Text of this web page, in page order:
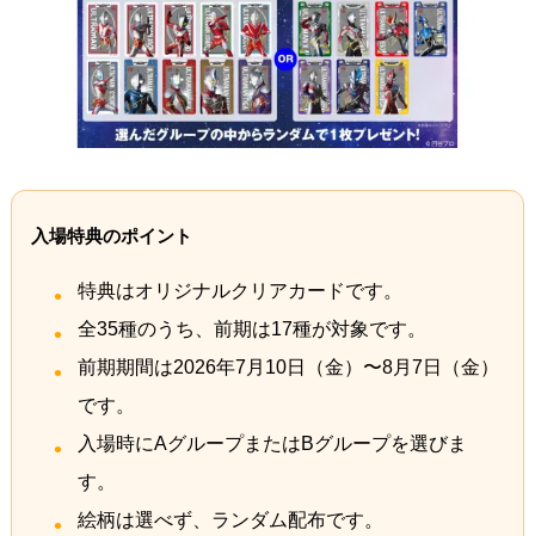
入場特典のポイント
特典はオリジナルクリアカードです。
全35種のうち、前期は17種が対象です。
前期期間は2026年7月10日（金）〜8月7日（金）
です。
入場時にAグループまたはBグループを選びま
す。
絵柄は選べず、ランダム配布です。